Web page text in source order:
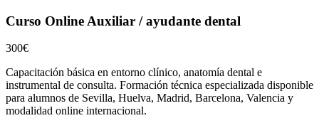
Curso Online Auxiliar / ayudante dental
300€
Capacitación básica en entorno clínico, anatomía dental e
instrumental de consulta. Formación técnica especializada disponible
para alumnos de Sevilla, Huelva, Madrid, Barcelona, Valencia y
modalidad online internacional.